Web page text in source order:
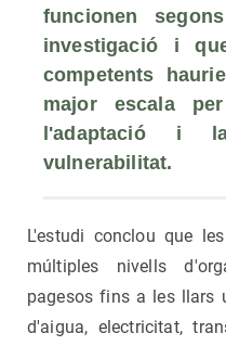
funcionen
investigació i
competents
major escala
l'adaptació i
vulnerabilitat.
L'estudi conclou que
múltiples nivells
pagesos fins a les llars
d'aigua, electricitat,